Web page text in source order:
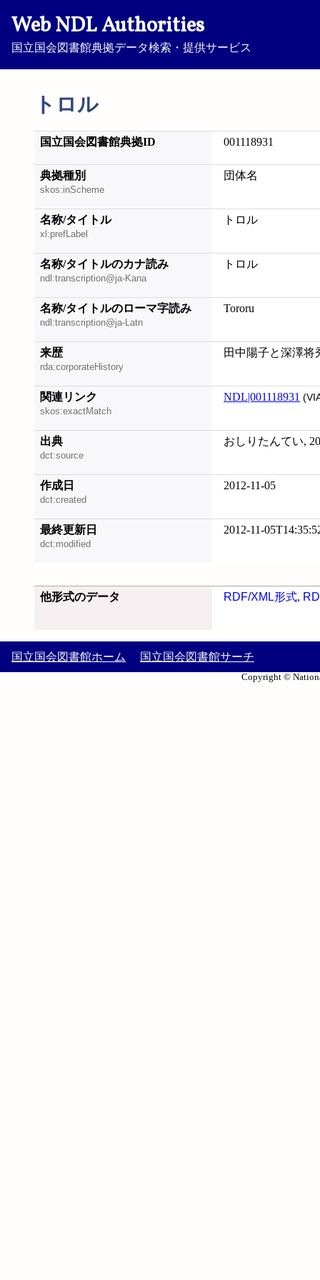
Web NDL Authorities
国立国会図書館典拠データ検索・提供サービス
トロル
国立国会図書館典拠ID 001118931
典拠種別
skos:inScheme
団体名
名称/タイトル
xl:prefLabel
トロル
名称/タイトルのカナ読み
ndl:transcription@ja-Kana
トロル
名称/タイトルのローマ字読み
ndl:transcription@ja-Latn
Tororu
来歴
rda:corporateHistory
田中陽子と深澤将
関連リンク
skos:exactMatch
NDL|001118931
出典
dct:source
おしりたんてい,
作成日
dct:created
2012-11-05
最終更新日
dct:modified
2012-11-
他形式のデータ RDF/XML形式,
国立国会図書館ホーム 国立国会図書館サーチ
Copyright ©